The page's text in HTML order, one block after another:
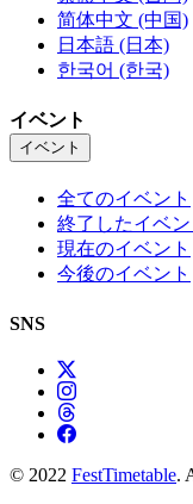
简体中文 (中国)
日本語 (日本)
한국어 (한국)
イベント
イベント
全てのイベント
終了したイベン
現在のイベント
今後のイベント
SNS
© 2022 FestTimetable.